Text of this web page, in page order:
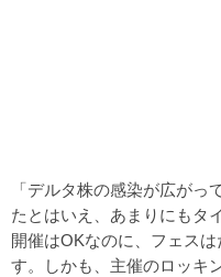
「デルタ株の感染が広がっ
たとはいえ、あまりにもタ
開催はOKなのに、フェス
す。しかも、主催のロッキ